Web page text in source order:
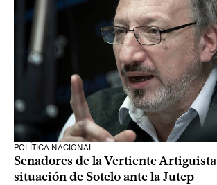
POLÍTICA NACIONAL
Senadores de la Vertiente
situación de Sotelo ante la Jutep